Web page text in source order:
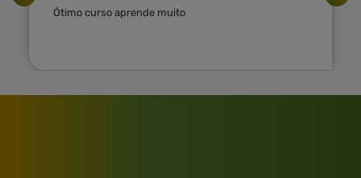
Ótimo curso aprende muito